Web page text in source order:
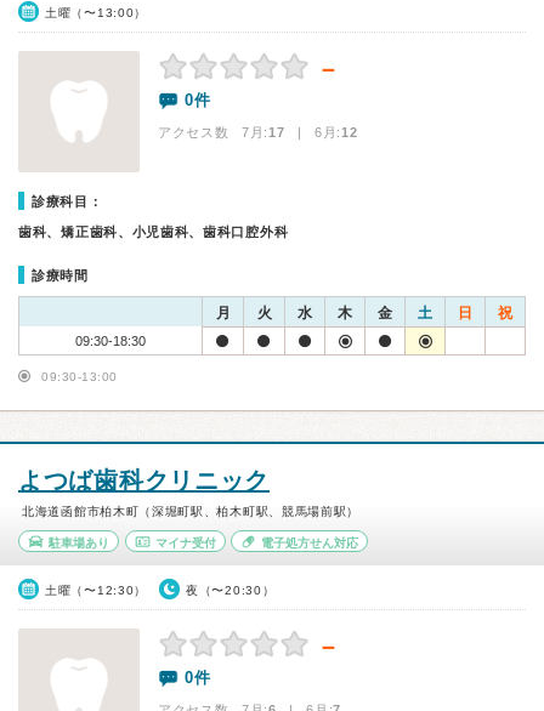
土曜（〜13:00）
－
0件
アクセス数 7月:17 | 6月:12
診療科目：
歯科、矯正歯科、小児歯科、歯科口腔外科
診療時間
月 火 水 木 金 土 日 祝
09:30-18:30
09:30-13:00
よつば歯科クリニック
北海道函館市柏木町（深堀町駅、柏木町駅、競馬場前駅）
駐車場あり マイナ受付 電子処方せん対応
土曜（〜12:30） 夜（〜20:30）
－
0件